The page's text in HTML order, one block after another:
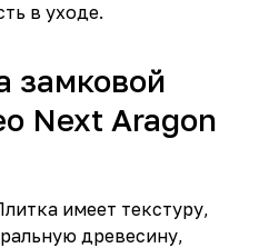
в уходе.
замковой
Next Aragon
имеет текстуру,
древесину,